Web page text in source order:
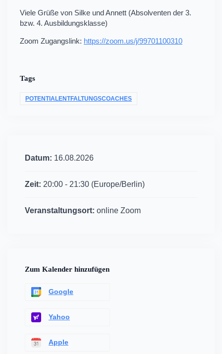
Viele Grüße von Silke und Annett (Absolventen der 3.
bzw. 4. Ausbildungsklasse)
Zoom Zugangslink: https://zoom.us/j/99701100310
Tags
POTENTIALENTFALTUNGSCOACHES
Datum: 16.08.2026
Zeit: 20:00 - 21:30 (Europe/Berlin)
Veranstaltungsort: online Zoom
Zum Kalender hinzufügen
Google
Yahoo
Apple